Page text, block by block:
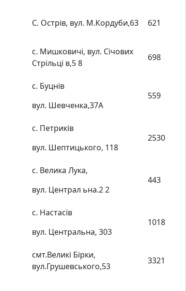
С. Острів, вул. М.Кордуби,63 621
с. Мишковичі, вул. Січових
Стрільці в,5 8
698
с. Буцнів
вул. Шевченка,37А
559
с. Петриків
вул. Шептицького, 118
2530
с. Велика Лука,
вул. Централ ьна.2 2
443
с. Настасів
вул. Центральна, 303
1018
смт.Великі Бірки,
вул.Грушевського,53
3321